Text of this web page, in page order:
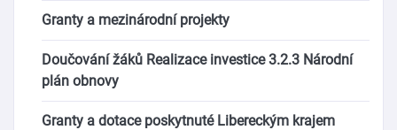
Granty a mezinárodní projekty
Doučování žáků Realizace investice 3.2.3 Národní
plán obnovy
Granty a dotace poskytnuté Libereckým krajem